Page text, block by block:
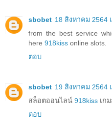
sbobet 18 สิงหาคม 2564
from the best service
here 918kiss online slots.
ตอบ
sbobet 19 สิงหาคม 2564
สล็อตออนไลน์ 918kiss เก
ตอบ